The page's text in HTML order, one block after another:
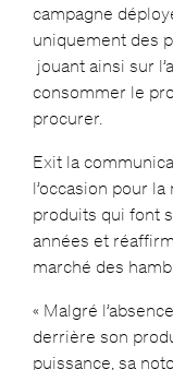
campagne
uniquement des
jouant ainsi sur
consommer le
procurer.
Exit la
l’occasion pour
produits qui font
années et
marché des
« Malgré
derrière son
puissance, sa